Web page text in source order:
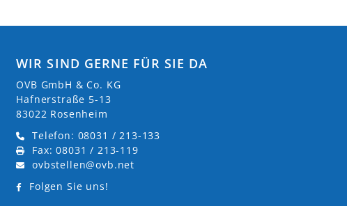
WIR SIND GERNE FÜR SIE DA
OVB GmbH & Co. KG
Hafnerstraße 5-13
83022 Rosenheim
Telefon: 08031 / 213-133
Fax: 08031 / 213-119
ovbstellen@ovb.net
Folgen Sie uns!